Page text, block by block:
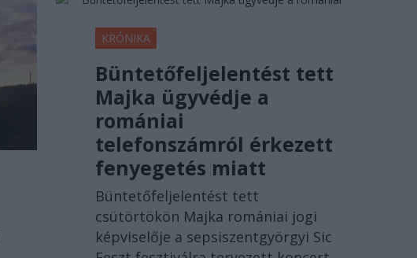
KRÓNIKA
Büntetőfeljelentést tett
Majka ügyvédje a
romániai
telefonszámról érkezett
fenyegetés miatt
Büntetőfeljelentést tett
csütörtökön Majka romániai jogi
képviselője a sepsiszentgyörgyi Sic